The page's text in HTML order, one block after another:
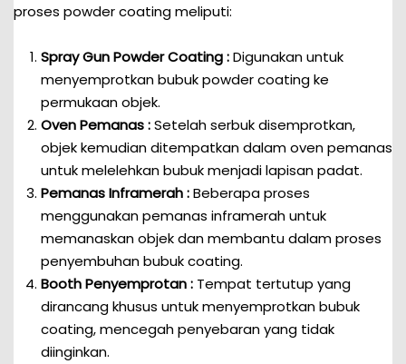
proses powder coating meliputi:
Spray Gun Powder Coating :Digunakan untuk
menyemprotkan bubuk powder coating ke
permukaan objek.
Oven Pemanas :Setelah serbuk disemprotkan,
objek kemudian ditempatkan dalam oven pemanas
untuk melelehkan bubuk menjadi lapisan padat.
Pemanas Inframerah :Beberapa proses
menggunakan pemanas inframerah untuk
memanaskan objek dan membantu dalam proses
penyembuhan bubuk coating.
Booth Penyemprotan : Tempat tertutup yang
dirancang khusus untuk menyemprotkan bubuk
coating, mencegah penyebaran yang tidak
diinginkan.